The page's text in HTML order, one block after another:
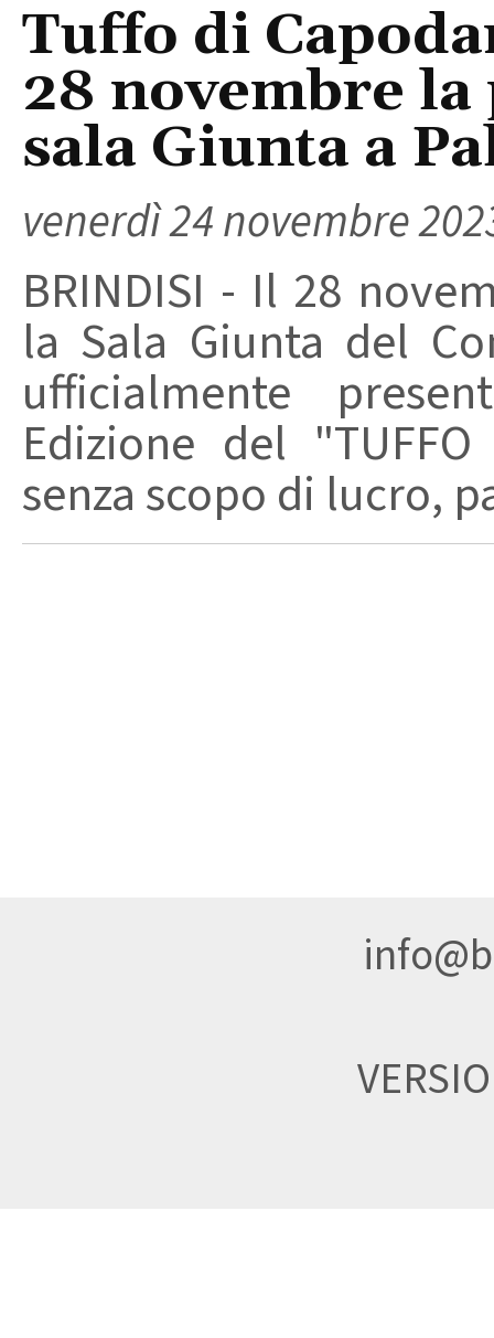
Tuffo di
28 novembre
sala Giunta a
venerdì 24 novembre
BRINDISI - Il 28
la Sala Giunta del
ufficialmente
Edizione del "TUFFO
senza scopo di lucro,